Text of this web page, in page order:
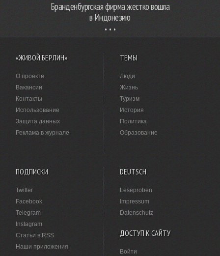
Бранденбургская фирма жестко вошла
в Индонезию
«ЖИВОЙ БЕРЛИН»
О проекте
Вакансии
Контакты
Использование
Защита данных
Реклама в журнале
ТЕМЫ
Люди
Жизнь
Туризм
История
Политика
Образование
ПОДПИСКИ
Twitter
Facebook
Telegram
Instagram
Статьи в RSS
Наши приложения
DEUTSCH
Leseproben
Impressum
Datenschutz
ДОСТУП К САЙТУ
Войти